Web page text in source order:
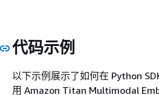
代码示例
以下示例展示了如何在 Python
用 Amazon Titan Multimodal